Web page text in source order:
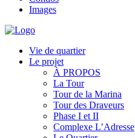
Images
Vie de quartier
Le projet
À PROPOS
La Tour
Tour de la Marina
Tour des Draveurs
Phase I et II
Complexe L’Adresse